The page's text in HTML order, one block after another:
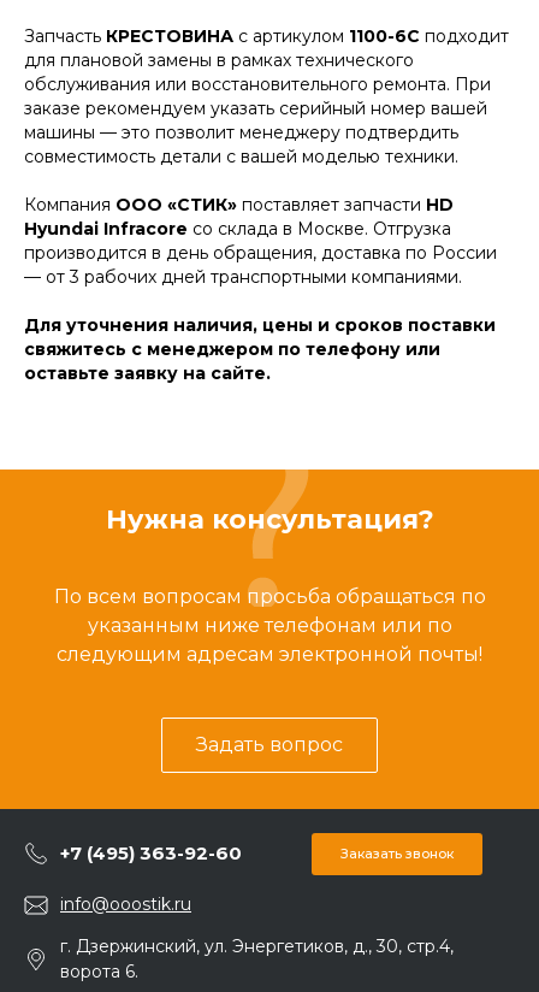
Запчасть КРЕСТОВИНА с артикулом 1100-6C подходит
для плановой замены в рамках технического
обслуживания или восстановительного ремонта. При
заказе рекомендуем указать серийный номер вашей
машины — это позволит менеджеру подтвердить
совместимость детали с вашей моделью техники.
Компания ООО «СТИК» поставляет запчасти HD
Hyundai Infracore со склада в Москве. Отгрузка
производится в день обращения, доставка по России
— от 3 рабочих дней транспортными компаниями.
Для уточнения наличия, цены и сроков поставки
свяжитесь с менеджером по телефону или
оставьте заявку на сайте.
Нужна консультация?
По всем вопросам просьба обращаться по
указанным ниже телефонам или по
следующим адресам электронной почты!
Задать вопрос
+7 (495) 363-92-60 Заказать звонок
info@ooostik.ru
г. Дзержинский, ул. Энергетиков, д., 30, стр.4,
ворота 6.